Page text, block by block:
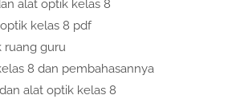
alat optik kelas 8
kelas 8 pdf
ruang guru
8 dan pembahasannya
alat optik kelas 8